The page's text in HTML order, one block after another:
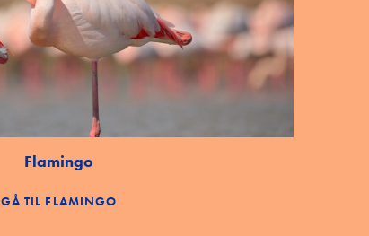
Flamingo
GÅ TIL FLAMINGO